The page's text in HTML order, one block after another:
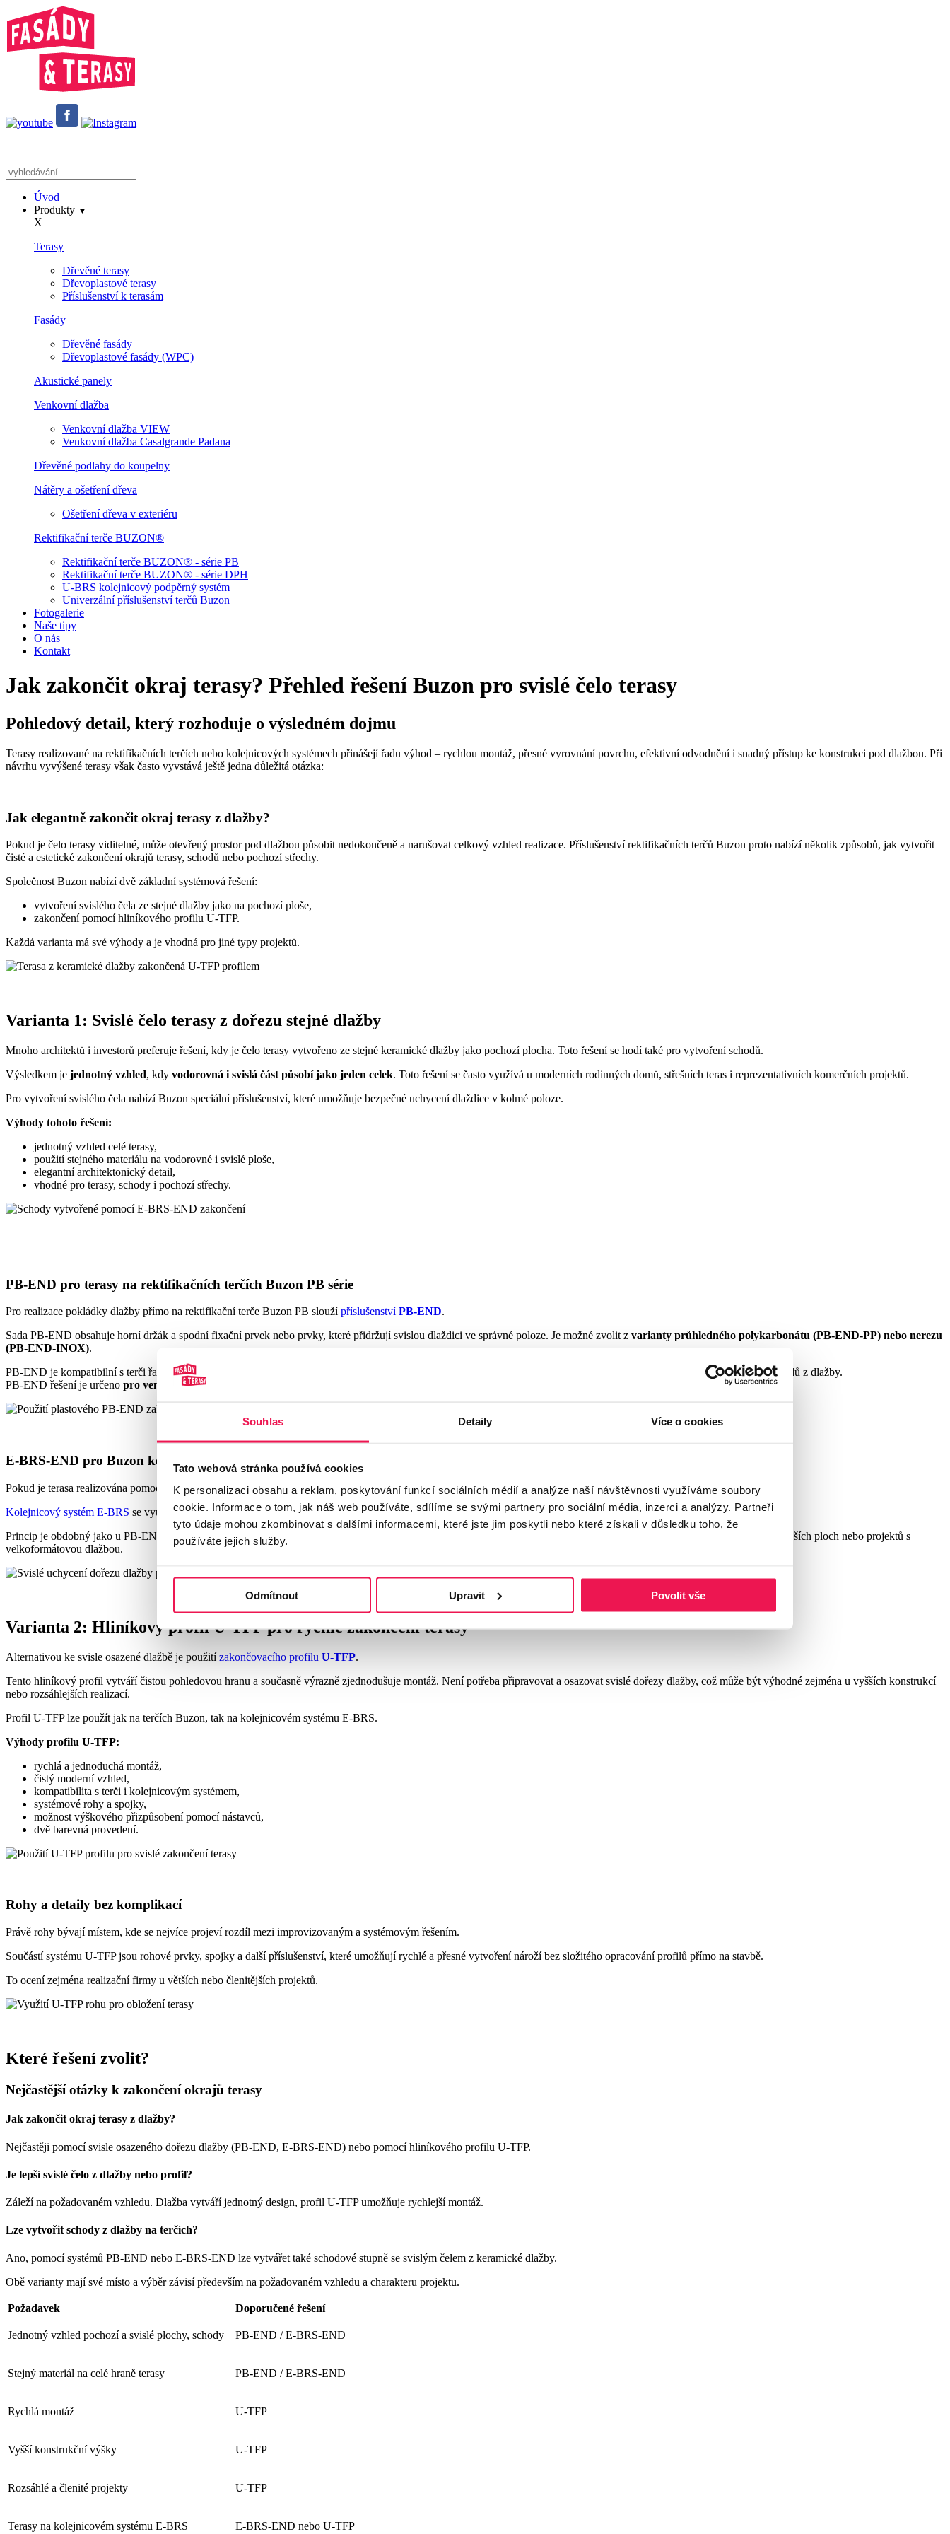
Souhlas Detaily Více o cookies
Tato webová stránka používá cookies
K personalizaci obsahu a reklam, poskytování funkcí sociálních médií a analýze naší návštěvnosti využíváme soubory
cookie. Informace o tom, jak náš web používáte, sdílíme se svými partnery pro sociální média, inzerci a analýzy. Partneři
tyto údaje mohou zkombinovat s dalšími informacemi, které jste jim poskytli nebo které získali v důsledku toho, že
používáte jejich služby.
Odmítnout Upravit Povolit vše
Úvod
Produkty ▼
X
Terasy
Dřevěné terasy
Dřevoplastové terasy
Příslušenství k terasám
Fasády
Dřevěné fasády
Dřevoplastové fasády (WPC)
Akustické panely
Venkovní dlažba
Venkovní dlažba VIEW
Venkovní dlažba Casalgrande Padana
Dřevěné podlahy do koupelny
Nátěry a ošetření dřeva
Ošetření dřeva v exteriéru
Rektifikační terče BUZON®
Rektifikační terče BUZON® - série PB
Rektifikační terče BUZON® - série DPH
U-BRS kolejnicový podpěrný systém
Univerzální příslušenství terčů Buzon
Fotogalerie
Naše tipy
O nás
Kontakt
Jak zakončit okraj terasy? Přehled řešení Buzon pro svislé čelo terasy
Pohledový detail, který rozhoduje o výsledném dojmu
Terasy realizované na rektifikačních terčích nebo kolejnicových systémech přinášejí řadu výhod – rychlou montáž, přesné vyrovnání povrchu, efektivní odvodnění i snadný přístup ke konstrukci pod dlažbou. Při
návrhu vyvýšené terasy však často vyvstává ještě jedna důležitá otázka:
Jak elegantně zakončit okraj terasy z dlažby?
Pokud je čelo terasy viditelné, může otevřený prostor pod dlažbou působit nedokončeně a narušovat celkový vzhled realizace. Příslušenství rektifikačních terčů Buzon proto nabízí několik způsobů, jak vytvořit
čisté a estetické zakončení okrajů terasy, schodů nebo pochozí střechy.
Společnost Buzon nabízí dvě základní systémová řešení:
vytvoření svislého čela ze stejné dlažby jako na pochozí ploše,
zakončení pomocí hliníkového profilu U-TFP.
Každá varianta má své výhody a je vhodná pro jiné typy projektů.
Varianta 1: Svislé čelo terasy z dořezu stejné dlažby
Mnoho architektů i investorů preferuje řešení, kdy je čelo terasy vytvořeno ze stejné keramické dlažby jako pochozí plocha. Toto řešení se hodí také pro vytvoření schodů.
Výsledkem je jednotný vzhled, kdy vodorovná i svislá část působí jako jeden celek. Toto řešení se často využívá u moderních rodinných domů, střešních teras i reprezentativních komerčních projektů.
Pro vytvoření svislého čela nabízí Buzon speciální příslušenství, které umožňuje bezpečné uchycení dlaždice v kolmé poloze.
Výhody tohoto řešení:
jednotný vzhled celé terasy,
použití stejného materiálu na vodorovné i svislé ploše,
elegantní architektonický detail,
vhodné pro terasy, schody i pochozí střechy.
PB-END pro terasy na rektifikačních terčích Buzon PB série
Pro realizace pokládky dlažby přímo na rektifikační terče Buzon PB slouží příslušenství PB-END.
Sada PB-END obsahuje horní držák a spodní fixační prvek nebo prvky, které přidržují svislou dlaždici ve správné poloze. Je možné zvolit z varianty průhledného polykarbonátu (PB-END-PP) nebo nerezu
(PB-END-INOX).
PB-END je kompatibilní s terči řady PB a umožňuje vytvářet čisté pohledové zakončení svislých okrajů terasy bez složitých konstrukčních úprav nebo elegantní vytvoření schodů z dlažby.
PB-END řešení je určeno pro venkovní dlažbu o tloušťce 2 cm
E-BRS-END pro Buzon kolejnicový systém E-BRS
Pokud je terasa realizována pomocí kolejnicového systému E-BRS, využívá se příslušenstvíE-BRS-ENDv nerezovém provedení.
Kolejnicový systém E-BRS se využívá zejména u velkoformátové dlažby a rozsáhlejších teras, kde přináší vyšší stabilitu a rovnoměrnější rozložení zatížení.
Princip je obdobný jako u PB-END, systém je však navržen speciálně pro použití s kolejnicemi E-BRS. Díky tomu lze zachovat jednotný vzhled čela terasy, schodů i u rozsáhlejších ploch nebo projektů s
velkoformátovou dlažbou.
Varianta 2: Hliníkový profil U-TFP pro rychlé zakončení terasy
Alternativou ke svisle osazené dlažbě je použitízakončovacího profilu U-TFP.
Tento hliníkový profil vytváří čistou pohledovou hranu a současně výrazně zjednodušuje montáž. Není potřeba připravovat a osazovat svislé dořezy dlažby, což může být výhodné zejména u vyšších konstrukcí
nebo rozsáhlejších realizací.
Profil U-TFP lze použít jak na terčích Buzon, tak na kolejnicovém systému E-BRS.
Výhody profilu U-TFP:
rychlá a jednoduchá montáž,
čistý moderní vzhled,
kompatibilita s terči i kolejnicovým systémem,
systémové rohy a spojky,
možnost výškového přizpůsobení pomocí nástavců,
dvě barevná provedení.
Rohy a detaily bez komplikací
Právě rohy bývají místem, kde se nejvíce projeví rozdíl mezi improvizovaným a systémovým řešením.
Součástí systému U-TFP jsou rohové prvky, spojky a další příslušenství, které umožňují rychlé a přesné vytvoření nároží bez složitého opracování profilů přímo na stavbě.
To ocení zejména realizační firmy u větších nebo členitějších projektů.
Které řešení zvolit?
Nejčastější otázky k zakončení okrajů terasy
Jak zakončit okraj terasy z dlažby?
Nejčastěji pomocí svisle osazeného dořezu dlažby (PB-END, E-BRS-END) nebo pomocí hliníkového profilu U-TFP.
Je lepší svislé čelo z dlažby nebo profil?
Záleží na požadovaném vzhledu. Dlažba vytváří jednotný design, profil U-TFP umožňuje rychlejší montáž.
Lze vytvořit schody z dlažby na terčích?
Ano, pomocí systémů PB-END nebo E-BRS-END lze vytvářet také schodové stupně se svislým čelem z keramické dlažby.
Obě varianty mají své místo a výběr závisí především na požadovaném vzhledu a charakteru projektu.
Požadavek Doporučené řešení
Jednotný vzhled pochozí a svislé plochy, schody PB-END / E-BRS-END
Stejný materiál na celé hraně terasy PB-END / E-BRS-END
Rychlá montáž U-TFP
Vyšší konstrukční výšky U-TFP
Rozsáhlé a členité projekty U-TFP
Terasy na kolejnicovém systému E-BRS E-BRS-END nebo U-TFP